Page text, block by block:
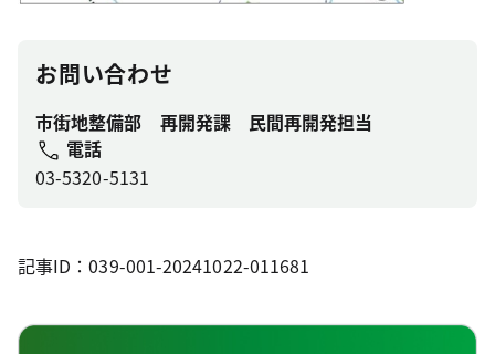
お問い合わせ
市街地整備部 再開発課 民間再開発担当
電話
03-5320-5131
記事ID：039-001-20241022-011681